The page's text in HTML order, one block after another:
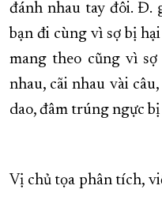
đánh nhau tay đôi. Đ.
bạn đi cùng vì sợ bị
mang theo cũng vì
nhau, cãi nhau vài
dao, đâm trúng ngực
Vị chủ tọa phân tích,